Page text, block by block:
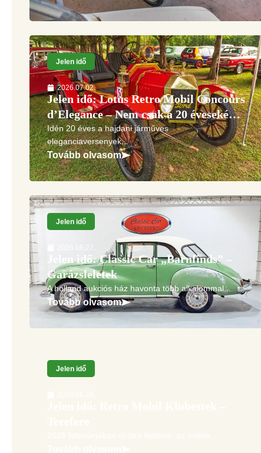
Jelen idő
2026.07.02.
Jelen idő: Lotus Retro Mobil Concours
d’Elegance – Nem csak a 20 éveseké…
Idén 20 éves a hajdani járműves
eleganciaversenyek...
Tovább olvasom
Jelen idő
2026.06.27.
Jelen idő: Classic Car „Barnfinds” –
Garázsleletek
A holland aukciós ház havonta több alkalommal...
Tovább olvasom
Jelen idő